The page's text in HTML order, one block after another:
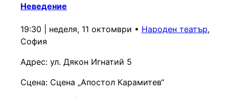
Неведение
19:30 | неделя, 11 октомври • Народен театър,
София
Адрес: ул. Дякон Игнатий 5
Сцена: Сцена „Апостол Карамитев“